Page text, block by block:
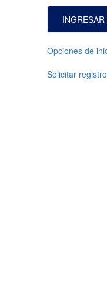
INGRESAR
Opciones de
Solicitar